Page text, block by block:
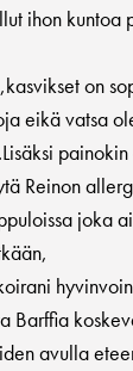
ihon kuntoa
on
eikä vatsa
painokin
Reinon
joka
Barffia
avulla